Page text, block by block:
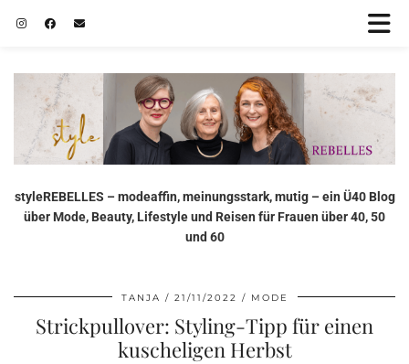
styleREBELLES – modeaffin, meinungsstark, mutig – ein Ü40 Blog
über Mode, Beauty, Lifestyle und Reisen für Frauen über 40, 50
und 60
TANJA 21/11/2022 MODE
Strickpullover: Styling-Tipp für einen
kuscheligen Herbst